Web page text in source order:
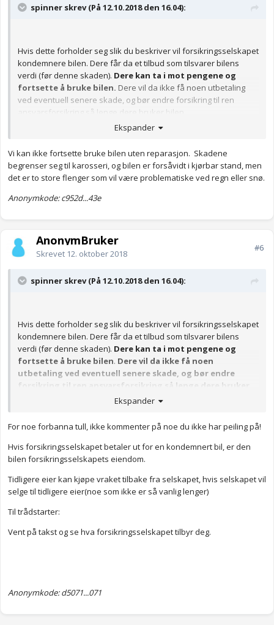
spinner skrev (På 12.10.2018 den 16.04):
Hvis dette forholder seg slik du beskriver vil forsikringsselskapet
kondemnere bilen. Dere får da et tilbud som tilsvarer bilens
verdi (før denne skaden). Dere kan ta i mot pengene og
fortsette å bruke bilen. Dere vil da ikke få noen utbetaling
ved eventuell senere skade, og bør endre forsikring til ren
ansvarsforsikring så lenge dere bruker bilen.
Merk! Hvis det er skader som ikke er kosmetiske sender dere
Ekspander
Vi kan ikke fortsette bruke bilen uten reparasjon. Skadene
begrenser seg til karosseri, og bilen er forsåvidt i kjørbar stand, men
det er to store flenger som vil være problematiske ved regn eller snø.
Anonymkode: c952d...43e
AnonymBruker
Skrevet 12. oktober 2018
#6
spinner skrev (På 12.10.2018 den 16.04):
Hvis dette forholder seg slik du beskriver vil forsikringsselskapet
kondemnere bilen. Dere får da et tilbud som tilsvarer bilens
verdi (før denne skaden). Dere kan ta i mot pengene og
fortsette å bruke bilen. Dere vil da ikke få noen
utbetaling ved eventuell senere skade, og bør endre
forsikring til ren ansvarsforsikring så lenge dere bruker
bilen i pressa.
Ekspander
For noe forbanna tull, ikke kommenter på noe du ikke har peiling på!
Hvis forsikringsselskapet betaler ut for en kondemnert bil, er den
bilen forsikringsselskapets eiendom.
Tidligere eier kan kjøpe vraket tilbake fra selskapet, hvis selskapet vil
selge til tidligere eier(noe som ikke er så vanlig lenger)
Til trådstarter:
Vent på takst og se hva forsikringsselskapet tilbyr deg.
Anonymkode: d5071...071